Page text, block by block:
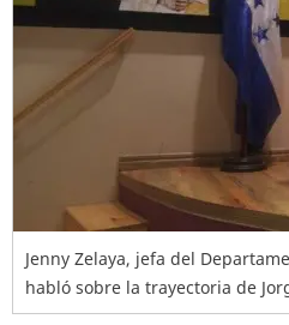
Jenny Zelaya, jefa del
habló sobre la trayectoria de